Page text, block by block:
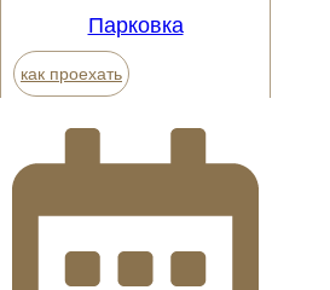
Парковка
как проехать